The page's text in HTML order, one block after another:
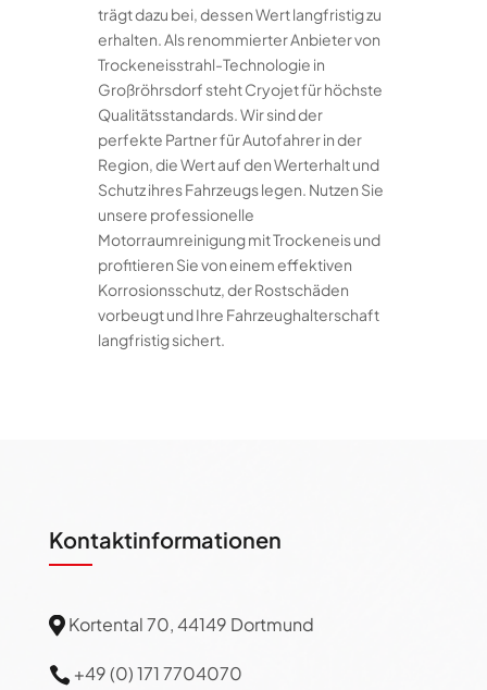
trägt dazu bei, dessen Wert langfristig zu
erhalten. Als renommierter Anbieter von
Trockeneisstrahl-Technologie in
Großröhrsdorf steht Cryojet für höchste
Qualitätsstandards. Wir sind der
perfekte Partner für Autofahrer in der
Region, die Wert auf den Werterhalt und
Schutz ihres Fahrzeugs legen. Nutzen Sie
unsere professionelle
Motorraumreinigung mit Trockeneis und
profitieren Sie von einem effektiven
Korrosionsschutz, der Rostschäden
vorbeugt und Ihre Fahrzeughalterschaft
langfristig sichert.
Kontaktinformationen
 Kortental 70, 44149 Dortmund
 +49 (0) 171 7704070